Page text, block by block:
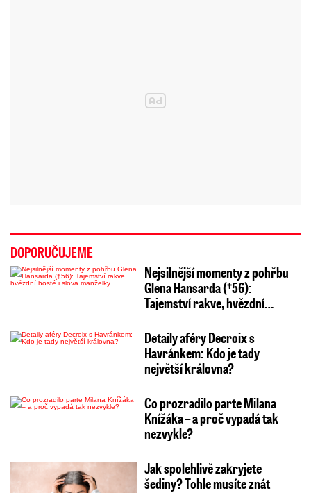
DOPORUČUJEME
Nejsilnější momenty z pohřbu
Glena Hansarda (†56):
Tajemství rakve, hvězdní…
Detaily aféry Decroix s
Havránkem: Kdo je tady
největší královna?
Co prozradilo parte Milana
Knížáka – a proč vypadá tak
nezvykle?
Jak spolehlivě zakryjete
šediny? Tohle musíte znát